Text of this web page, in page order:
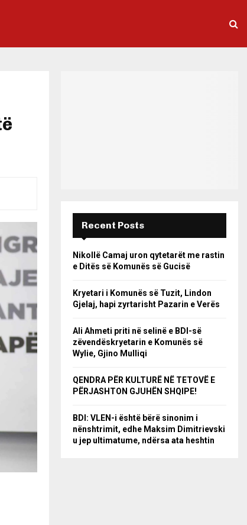
Recent Posts
Nikollë Camaj uron qytetarët me rastin
e Ditës së Komunës së Gucisë
Kryetari i Komunës së Tuzit, Lindon
Gjelaj, hapi zyrtarisht Pazarin e Verës
Ali Ahmeti priti në selinë e BDI-së
zëvendëskryetarin e Komunës së
Wylie, Gjino Mulliqi
QENDRA PËR KULTURË NË TETOVË E
PËRJASHTON GJUHËN SHQIPE!
BDI: VLEN-i është bërë sinonim i
nënshtrimit, edhe Maksim Dimitrievski
u jep ultimatume, ndërsa ata heshtin